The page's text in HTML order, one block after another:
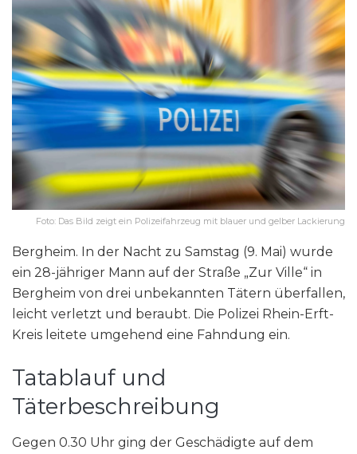
Foto: Das Bild zeigt ein Polizeifahrzeug mit blauer und gelber Lackierung
Bergheim. In der Nacht zu Samstag (9. Mai) wurde
ein 28-jähriger Mann auf der Straße „Zur Ville“ in
Bergheim von drei unbekannten Tätern überfallen,
leicht verletzt und beraubt. Die Polizei Rhein-Erft-
Kreis leitete umgehend eine Fahndung ein.
Tatablauf und
Täterbeschreibung
Gegen 0.30 Uhr ging der Geschädigte auf dem